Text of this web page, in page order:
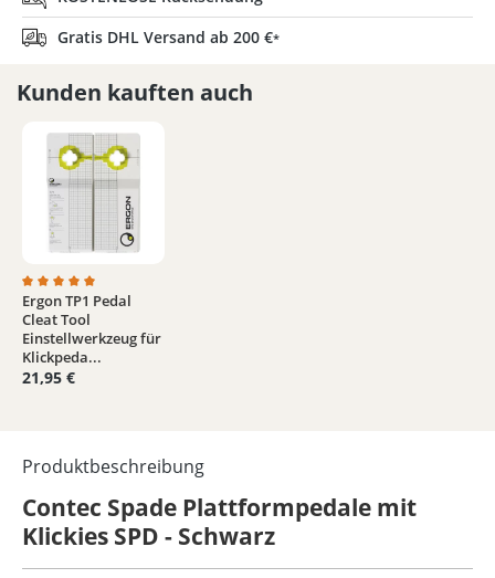
Gratis DHL Versand ab 200 €*
Kunden kauften auch
Durchschnittliche Bewertung von 5 von 5 Sternen
Ergon TP1 Pedal
Cleat Tool
Einstellwerkzeug für
Klickpeda...
21,95 €
Produktbeschreibung
Contec Spade Plattformpedale mit
Klickies SPD - Schwarz